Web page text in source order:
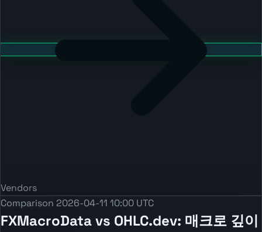
Vendors
Comparison 2026-04-11 10:00 UTC
FXMacroData vs OHLC.dev: 매크로 깊이